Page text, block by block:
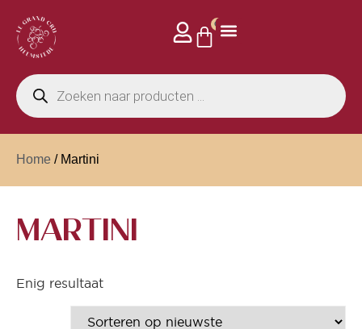
0
Home / Martini
MARTINI
Enig resultaat